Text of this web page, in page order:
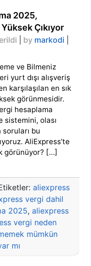
2025,
Çıkıyor
by markodi
ve Bilmeniz
yurt dışı alışveriş
karşılaşılan en sık
görünmesidir.
hesaplama
sistemini, olası
soruları bu
AliExpress’te
görünüyor? […]
aliexpress
vergi dahil
2025, aliexpress
vergi neden
mümkün
mı